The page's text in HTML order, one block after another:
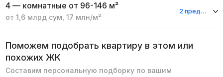
4 — комнатные от 96-146 м²
от 1,6 млрд сум 17 млн/м²
2 предложения
Поможем подобрать квартиру в этом или
похожих ЖК
Составим персональную подборку по вашим